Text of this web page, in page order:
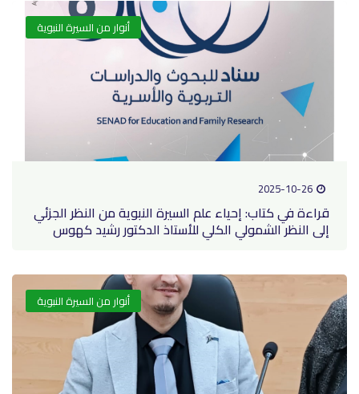
أنوار من السيرة النبوية
2025-10-26
قراءة في كتاب: إحياء علم السيرة النبوية من النظر الجزئي
إلى النظر الشمولي الكلي للأستاذ الدكتور رشيد كهوس
أنوار من السيرة النبوية